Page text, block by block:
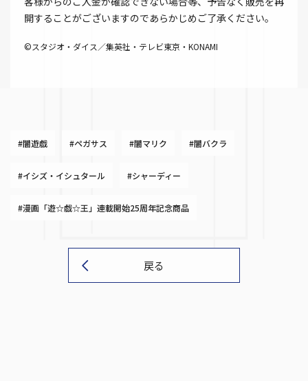
開することがございますのであらかじめご了承ください。
©スタジオ・ダイス／集英社・テレビ東京・KONAMI
#闇遊戯 #ペガサス #闇マリク #闇バクラ
#イシズ・イシュタール #シャーディー
#漫画「遊☆戯☆王」連載開始25周年記念商品
戻る